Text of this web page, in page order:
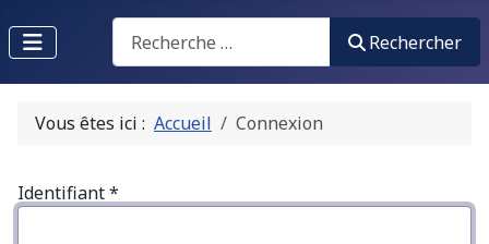
Recherche
Rechercher
Vous êtes ici : Accueil Connexion
Identifiant*